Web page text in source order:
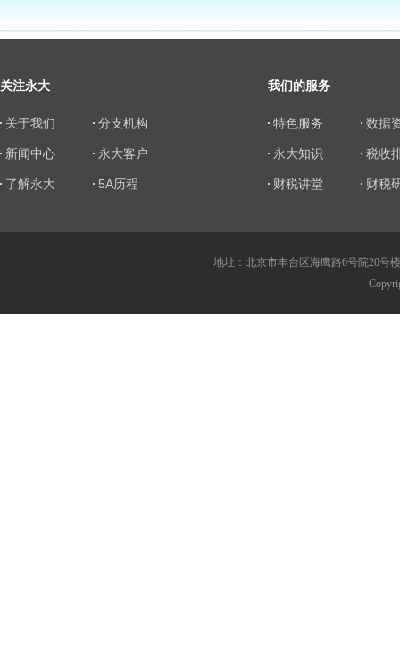
关注永大
关于我们 分支机构
新闻中心 永大客户
了解永大 5A历程
我们的服务
特色服务 数据
永大知识 税收
财税讲堂 财税
地址：北京市丰台区海鹰路6号院20